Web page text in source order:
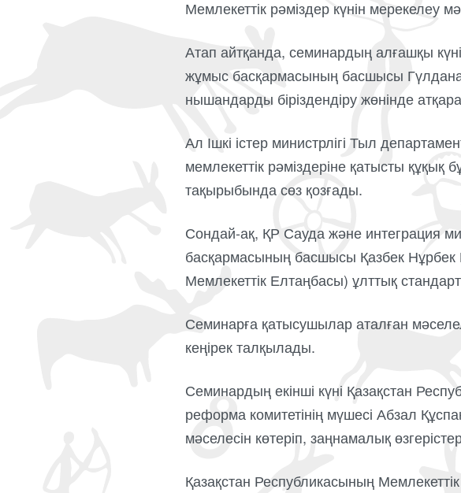
Мемлекеттік рәміздер күнін мерекелеу
Атап айтқанда, семинардың алғашқы
жұмыс басқармасының басшысы Гүлдана
нышандарды біріздендіру жөнінде
Ал Ішкі істер министрлігі Тыл
мемлекеттік рәміздеріне қатысты
тақырыбында сөз қозғады.
Сондай-ақ, ҚР Сауда және интеграция
басқармасының басшысы Қазбек Нұрбек
Мемлекеттік Елтаңбасы) ұлттық
Семинарға қатысушылар аталған
кеңірек талқылады.
Семинардың екінші күні Қазақстан
реформа комитетінің мүшесі Абзал
мәселесін көтеріп, заңнамалық
Қазақстан Республикасының